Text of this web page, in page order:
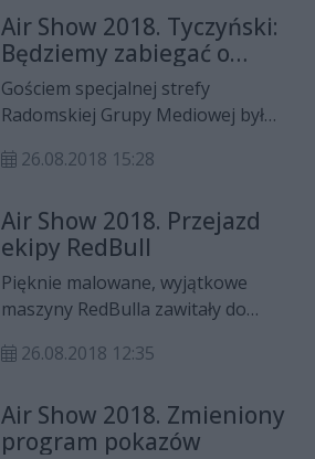
Air Show 2018. Tyczyński:
Będziemy zabiegać o
kolejne pokazy w Radomiu
Gościem specjalnej strefy
Radomskiej Grupy Mediowej był
Radosława Witkowskiego Mateusz
26.08.2018 15:28
Air Show 2018. Przejazd
ekipy RedBull
Pięknie malowane, wyjątkowe
maszyny RedBulla zawitały do
kołowały przed publicznością!
26.08.2018 12:35
Air Show 2018. Zmieniony
program pokazów